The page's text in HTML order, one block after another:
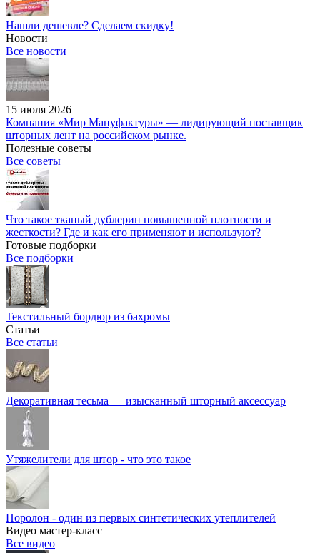
Нашли дешевле? Сделаем скидку!
Новости
Все новости
15 июля 2026
Компания «Мир Мануфактуры» — лидирующий поставщик
шторных лент на российском рынке.
Полезные советы
Все советы
Что такое тканый дублерин повышенной плотности и
жесткости? Где и как его применяют и используют?
Готовые подборки
Все подборки
Текстильный бордюр из бахромы
Статьи
Все статьи
Декоративная тесьма — изысканный шторный аксессуар
Утяжелители для штор - что это такое
Поролон - один из первых синтетических утеплителей
Видео мастер-класс
Все видео